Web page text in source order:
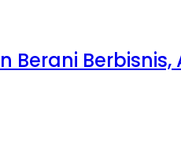
Berani